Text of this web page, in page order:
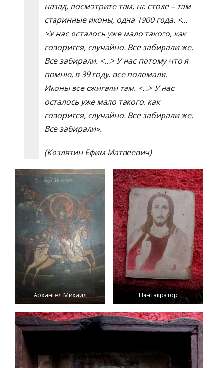
назад, посмотрите там, на столе – там
старинные иконы, одна 1900 года. <…
>У нас осталось уже мало такого, как
говорится, случайно. Все забирали же.
Все забирали. <…> У нас потому что я
помню, в 39 году, все поломали.
Иконы все сжигали там. <…> У нас
осталось уже мало такого, как
говорится, случайно. Все забирали же.
Все забирали».
(Козлятин Ефим Матвеевич)
Архангел Михаил Пантакратор